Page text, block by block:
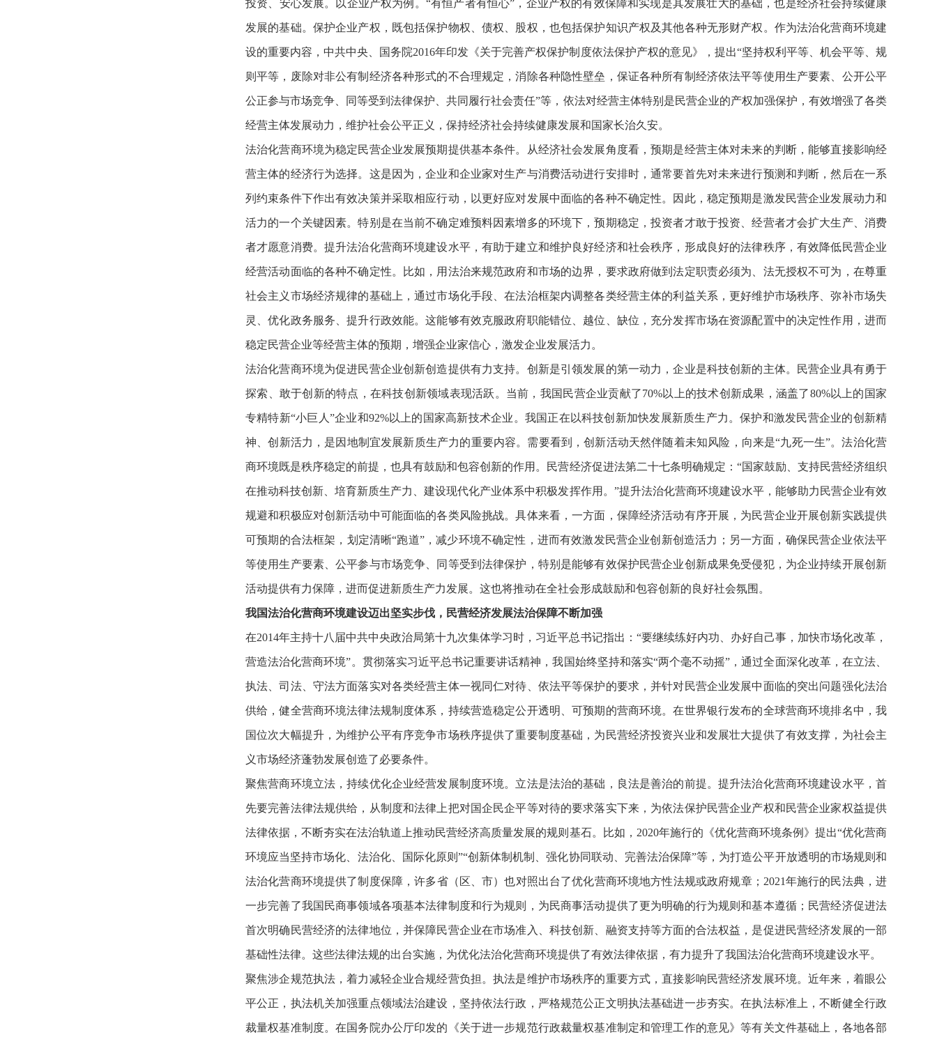
投资、安心发展。以企业产权为例。“有恒产者有恒心”，企业产权的有效保障和实现是其发展壮大的基础，也是经济社会持续健康
发展的基础。保护企业产权，既包括保护物权、债权、股权，也包括保护知识产权及其他各种无形财产权。作为法治化营商环境建
设的重要内容，中共中央、国务院2016年印发《关于完善产权保护制度依法保护产权的意见》，提出“坚持权利平等、机会平等、规
则平等，废除对非公有制经济各种形式的不合理规定，消除各种隐性壁垒，保证各种所有制经济依法平等使用生产要素、公开公平
公正参与市场竞争、同等受到法律保护、共同履行社会责任”等，依法对经营主体特别是民营企业的产权加强保护，有效增强了各类
经营主体发展动力，维护社会公平正义，保持经济社会持续健康发展和国家长治久安。
法治化营商环境为稳定民营企业发展预期提供基本条件。从经济社会发展角度看，预期是经营主体对未来的判断，能够直接影响经
营主体的经济行为选择。这是因为，企业和企业家对生产与消费活动进行安排时，通常要首先对未来进行预测和判断，然后在一系
列约束条件下作出有效决策并采取相应行动，以更好应对发展中面临的各种不确定性。因此，稳定预期是激发民营企业发展动力和
活力的一个关键因素。特别是在当前不确定难预料因素增多的环境下，预期稳定，投资者才敢于投资、经营者才会扩大生产、消费
者才愿意消费。提升法治化营商环境建设水平，有助于建立和维护良好经济和社会秩序，形成良好的法律秩序，有效降低民营企业
经营活动面临的各种不确定性。比如，用法治来规范政府和市场的边界，要求政府做到法定职责必须为、法无授权不可为，在尊重
社会主义市场经济规律的基础上，通过市场化手段、在法治框架内调整各类经营主体的利益关系，更好维护市场秩序、弥补市场失
灵、优化政务服务、提升行政效能。这能够有效克服政府职能错位、越位、缺位，充分发挥市场在资源配置中的决定性作用，进而
稳定民营企业等经营主体的预期，增强企业家信心，激发企业发展活力。
法治化营商环境为促进民营企业创新创造提供有力支持。创新是引领发展的第一动力，企业是科技创新的主体。民营企业具有勇于
探索、敢于创新的特点，在科技创新领域表现活跃。当前，我国民营企业贡献了70%以上的技术创新成果，涵盖了80%以上的国家
专精特新“小巨人”企业和92%以上的国家高新技术企业。我国正在以科技创新加快发展新质生产力。保护和激发民营企业的创新精
神、创新活力，是因地制宜发展新质生产力的重要内容。需要看到，创新活动天然伴随着未知风险，向来是“九死一生”。法治化营
商环境既是秩序稳定的前提，也具有鼓励和包容创新的作用。民营经济促进法第二十七条明确规定：“国家鼓励、支持民营经济组织
在推动科技创新、培育新质生产力、建设现代化产业体系中积极发挥作用。”提升法治化营商环境建设水平，能够助力民营企业有效
规避和积极应对创新活动中可能面临的各类风险挑战。具体来看，一方面，保障经济活动有序开展，为民营企业开展创新实践提供
可预期的合法框架，划定清晰“跑道”，减少环境不确定性，进而有效激发民营企业创新创造活力；另一方面，确保民营企业依法平
等使用生产要素、公平参与市场竞争、同等受到法律保护，特别是能够有效保护民营企业创新成果免受侵犯，为企业持续开展创新
活动提供有力保障，进而促进新质生产力发展。这也将推动在全社会形成鼓励和包容创新的良好社会氛围。
我国法治化营商环境建设迈出坚实步伐，民营经济发展法治保障不断加强
在2014年主持十八届中共中央政治局第十九次集体学习时，习近平总书记指出：“要继续练好内功、办好自己事，加快市场化改革，
营造法治化营商环境”。贯彻落实习近平总书记重要讲话精神，我国始终坚持和落实“两个毫不动摇”，通过全面深化改革，在立法、
执法、司法、守法方面落实对各类经营主体一视同仁对待、依法平等保护的要求，并针对民营企业发展中面临的突出问题强化法治
供给，健全营商环境法律法规制度体系，持续营造稳定公开透明、可预期的营商环境。在世界银行发布的全球营商环境排名中，我
国位次大幅提升，为维护公平有序竞争市场秩序提供了重要制度基础，为民营经济投资兴业和发展壮大提供了有效支撑，为社会主
义市场经济蓬勃发展创造了必要条件。
聚焦营商环境立法，持续优化企业经营发展制度环境。立法是法治的基础，良法是善治的前提。提升法治化营商环境建设水平，首
先要完善法律法规供给，从制度和法律上把对国企民企平等对待的要求落实下来，为依法保护民营企业产权和民营企业家权益提供
法律依据，不断夯实在法治轨道上推动民营经济高质量发展的规则基石。比如，2020年施行的《优化营商环境条例》提出“优化营商
环境应当坚持市场化、法治化、国际化原则”“创新体制机制、强化协同联动、完善法治保障”等，为打造公平开放透明的市场规则和
法治化营商环境提供了制度保障，许多省（区、市）也对照出台了优化营商环境地方性法规或政府规章；2021年施行的民法典，进
一步完善了我国民商事领域各项基本法律制度和行为规则，为民商事活动提供了更为明确的行为规则和基本遵循；民营经济促进法
首次明确民营经济的法律地位，并保障民营企业在市场准入、科技创新、融资支持等方面的合法权益，是促进民营经济发展的一部
基础性法律。这些法律法规的出台实施，为优化法治化营商环境提供了有效法律依据，有力提升了我国法治化营商环境建设水平。
聚焦涉企规范执法，着力减轻企业合规经营负担。执法是维护市场秩序的重要方式，直接影响民营经济发展环境。近年来，着眼公
平公正，执法机关加强重点领域法治建设，坚持依法行政，严格规范公正文明执法基础进一步夯实。在执法标准上，不断健全行政
裁量权基准制度。在国务院办公厅印发的《关于进一步规范行政裁量权基准制定和管理工作的意见》等有关文件基础上，各地各部